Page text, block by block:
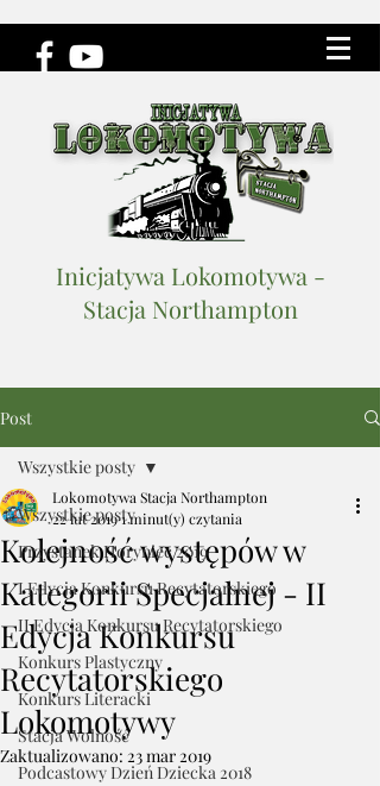
Inicjatywa Lokomotywa -
Stacja Northampton
Post
Wszystkie posty
Przystanek Horyniec 2019
I Edycja Konkursu Recytatorskiego
II Edycja Konkursu Recytatorskiego
Konkurs Plastyczny
Konkurs Literacki
Stacja Wolność
Podcastowy Dzień Dziecka 2018
Wszystkie posty
Kolejność występów w
Kategorii Specjalnej - II
Edycja Konkursu
Recytatorskiego
Lokomotywy
Lokomotywa Stacja Northampton
22 lut 20191 minut(y) czytania
Zaktualizowano: 23 mar 2019